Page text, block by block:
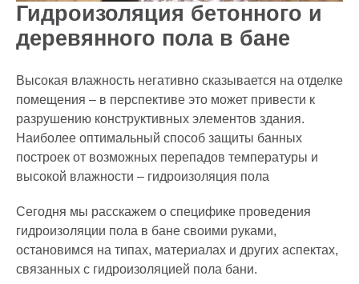
Гидроизоляция бетонного и
деревянного пола в бане
Высокая влажность негативно сказывается на отделке
помещения – в перспективе это может привести к
разрушению конструктивных элементов здания.
Наиболее оптимальный способ защиты банных
построек от возможных перепадов температуры и
высокой влажности – гидроизоляция пола
Сегодня мы расскажем о специфике проведения
гидроизоляции пола в бане своими руками,
остановимся на типах, материалах и других аспектах,
связанных с гидроизоляцией пола бани.